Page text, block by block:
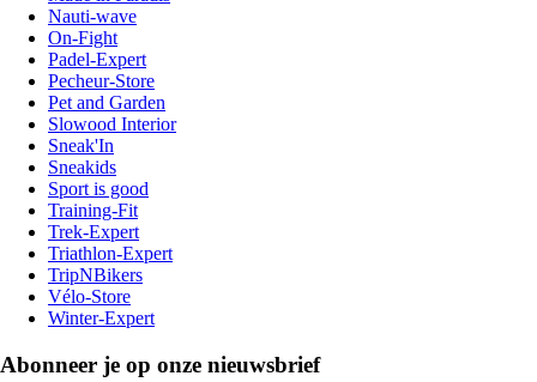
Nauti-wave
On-Fight
Padel-Expert
Pecheur-Store
Pet and Garden
Slowood Interior
Sneak'In
Sneakids
Sport is good
Training-Fit
Trek-Expert
Triathlon-Expert
TripNBikers
Vélo-Store
Winter-Expert
Abonneer je op onze nieuwsbrief